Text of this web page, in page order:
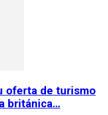
oferta de turismo
británica…